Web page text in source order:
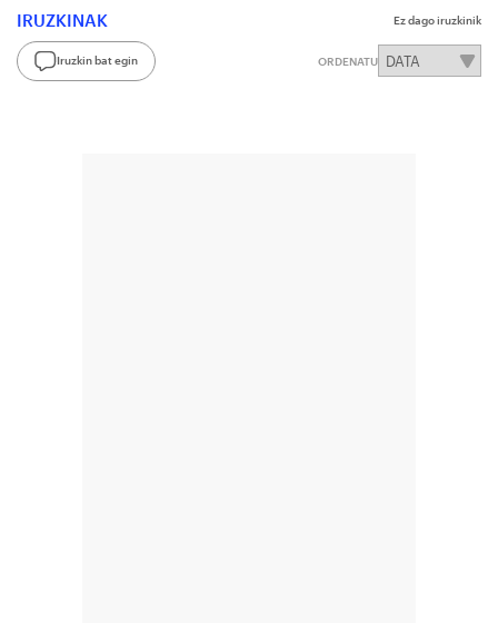
IRUZKINAK Ez dago iruzkinik
Iruzkin bat egin ORDENATU